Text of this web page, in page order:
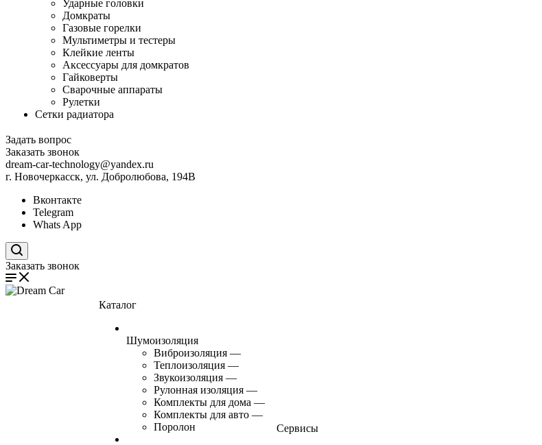
Ударные головки
Домкраты
Газовые горелки
Мультиметры и тестеры
Клейкие ленты
Аксессуары для домкратов
Гайковерты
Сварочные аппараты
Рулетки
Сетки радиатора
Задать вопрос
Заказать звонок
dream-car-technology@yandex.ru
г. Новочеркасск, ул. Добролюбова, 194В
Вконтакте
Telegram
Whats App
Заказать звонок
Каталог
Шумоизоляция
Виброизоляция —
Теплоизоляция —
Звукоизоляция —
Рулонная изоляция —
Комплекты для дома —
Комплекты для авто —
Поролон
Сервисы